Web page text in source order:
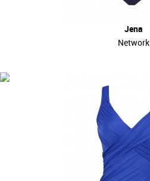
Jena
Network